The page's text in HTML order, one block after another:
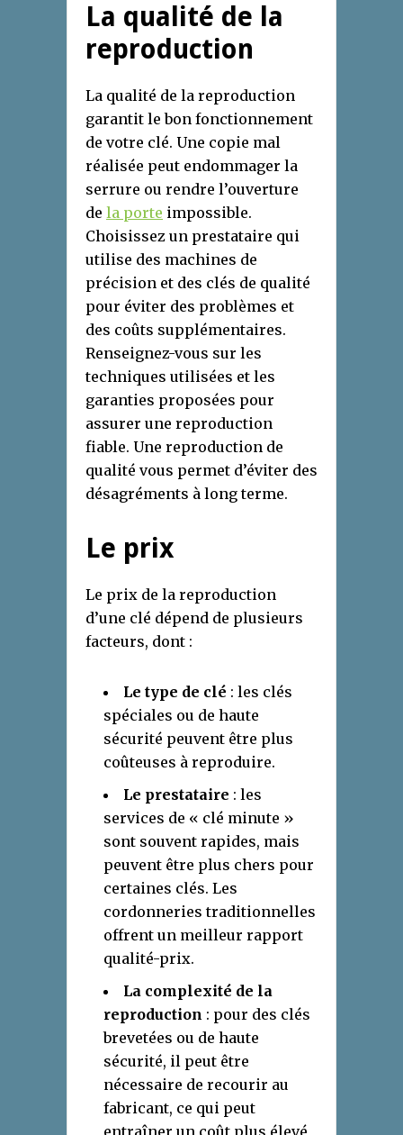
La qualité de la
reproduction
La qualité de la reproduction
garantit le bon fonctionnement
de votre clé. Une copie mal
réalisée peut endommager la
serrure ou rendre l’ouverture
de la porte impossible.
Choisissez un prestataire qui
utilise des machines de
précision et des clés de qualité
pour éviter des problèmes et
des coûts supplémentaires.
Renseignez-vous sur les
techniques utilisées et les
garanties proposées pour
assurer une reproduction
fiable. Une reproduction de
qualité vous permet d’éviter des
désagréments à long terme.
Le prix
Le prix de la reproduction
d’une clé dépend de plusieurs
facteurs, dont :
Le type de clé : les clés
spéciales ou de haute
sécurité peuvent être plus
coûteuses à reproduire.
Le prestataire : les
services de « clé minute »
sont souvent rapides, mais
peuvent être plus chers pour
certaines clés. Les
cordonneries traditionnelles
offrent un meilleur rapport
qualité-prix.
La complexité de la
reproduction : pour des clés
brevetées ou de haute
sécurité, il peut être
nécessaire de recourir au
fabricant, ce qui peut